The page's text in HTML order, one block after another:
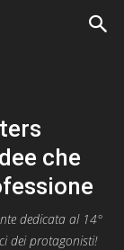
che
dedicata al 14°
dei protagonisti!